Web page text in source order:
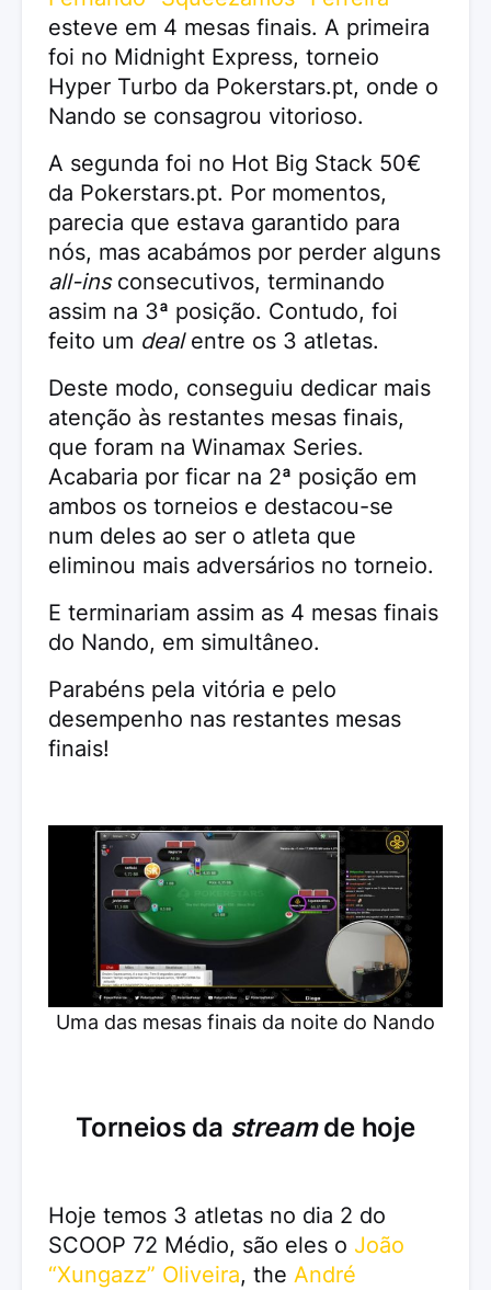
esteve em 4 mesas finais. A primeira
foi no Midnight Express, torneio
Hyper Turbo da Pokerstars.pt, onde o
Nando se consagrou vitorioso.
A segunda foi no Hot Big Stack 50€
da Pokerstars.pt. Por momentos,
parecia que estava garantido para
nós, mas acabámos por perder alguns
all-insconsecutivos, terminando
assim na 3ª posição. Contudo, foi
feito um dealentre os 3 atletas.
Deste modo, conseguiu dedicar mais
atenção às restantes mesas finais,
que foram na Winamax Series.
Acabaria por ficar na 2ª posição em
ambos os torneios e destacou-se
num deles ao ser o atleta que
eliminou mais adversários no torneio.
E terminariam assim as 4 mesas finais
do Nando, em simultâneo.
Parabéns pela vitória e pelo
desempenho nas restantes mesas
finais!
Uma das mesas finais da noite do Nando
Torneios da streamde hoje
Hoje temos 3 atletas no dia 2 do
SCOOP 72 Médio, são eles o João
“Xungazz” Oliveira, the André